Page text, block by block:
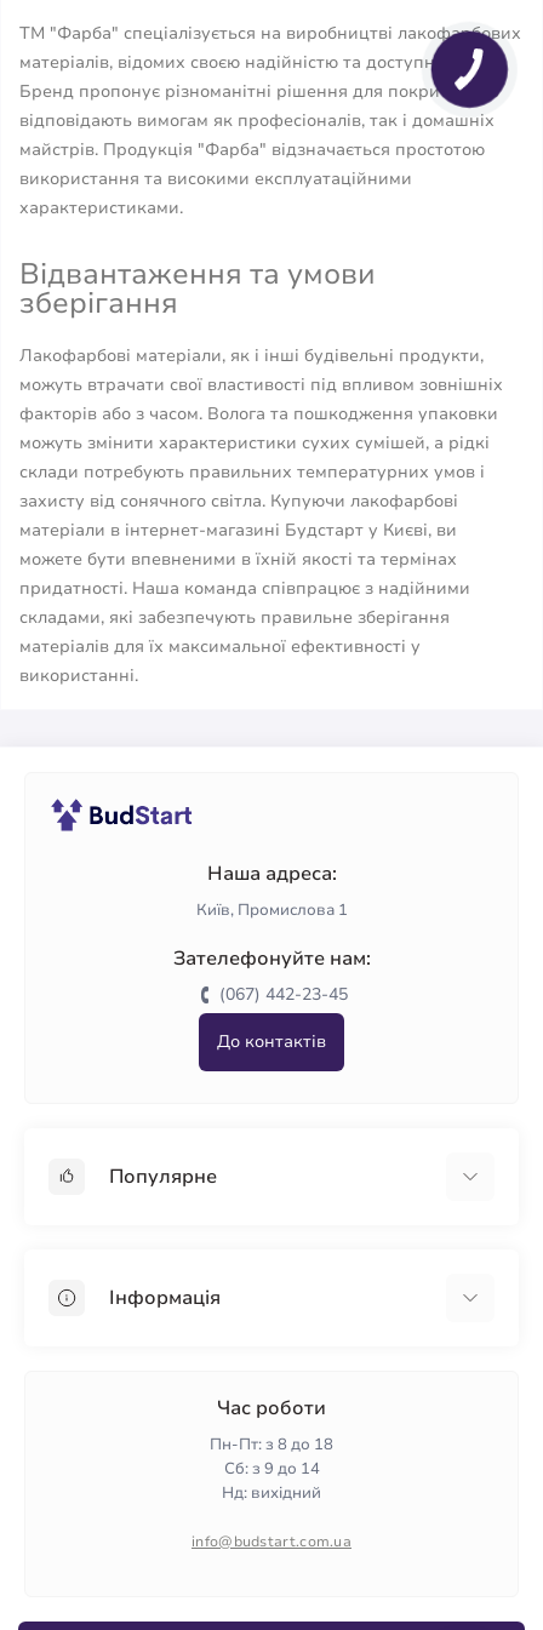
ТМ "Фарба" спеціалізується на виробництві лакофарбових
матеріалів, відомих своєю надійністю та доступністю.
Бренд пропонує різноманітні рішення для покриття, що
відповідають вимогам як професіоналів, так і домашніх
майстрів. Продукція "Фарба" відзначається простотою
використання та високими експлуатаційними
характеристиками.
Відвантаження та умови
зберігання
Лакофарбові матеріали, як і інші будівельні продукти,
можуть втрачати свої властивості під впливом зовнішніх
факторів або з часом. Волога та пошкодження упаковки
можуть змінити характеристики сухих сумішей, а рідкі
склади потребують правильних температурних умов і
захисту від сонячного світла. Купуючи лакофарбові
матеріали в інтернет-магазині Будстарт у Києві, ви
можете бути впевненими в їхній якості та термінах
придатності. Наша команда співпрацює з надійними
складами, які забезпечують правильне зберігання
матеріалів для їх максимальної ефективності у
використанні.
Наша адреса:
Київ, Промислова 1
Зателефонуйте нам:
(067) 442-23-45
До контактів
Популярне
ПінопластІнформація
Гарантія та повернення
Політика конфіденційності
Час роботи
Пн-Пт: з 8 до 18
Сб: з 9 до 14
Нд: вихідний
info@budstart.com.ua